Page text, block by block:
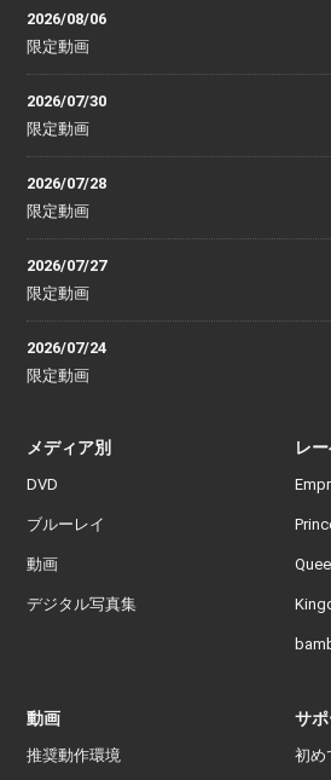
2026/08/06
限定動画
2026/07/30
限定動画
2026/07/28
限定動画
2026/07/27
限定動画
2026/07/24
限定動画
メディア別
DVD
ブルーレイ
動画
デジタル写真集
レ
動画
推奨動作環境
サポ
初め